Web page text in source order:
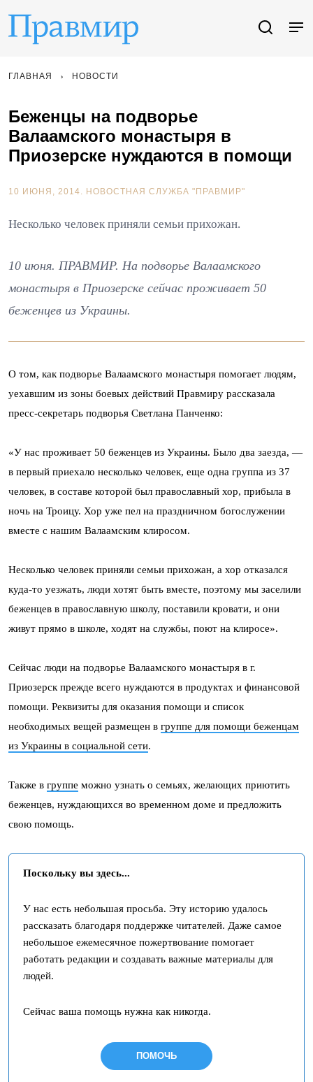
ГЛАВНАЯ НОВОСТИ
Беженцы на подворье
Валаамского монастыря в
Приозерске нуждаются в помощи
10 ИЮНЯ, 2014. НОВОСТНАЯ СЛУЖБА "ПРАВМИР"
Несколько человек приняли семьи прихожан.
10 июня. ПРАВМИР. На подворье Валаамского
монастыря в Приозерске сейчас проживает 50
беженцев из Украины.
О том, как подворье Валаамского монастыря помогает людям,
уехавшим из зоны боевых действий Правмиру рассказала
пресс-секретарь подворья Светлана Панченко:
«У нас проживает 50 беженцев из Украины. Было два заезда, —
в первый приехало несколько человек, еще одна группа из 37
человек, в составе которой был православный хор, прибыла в
ночь на Троицу. Хор уже пел на праздничном богослужении
вместе с нашим Валаамским клиросом.
Несколько человек приняли семьи прихожан, а хор отказался
куда-то уезжать, люди хотят быть вместе, поэтому мы заселили
беженцев в православную школу, поставили кровати, и они
живут прямо в школе, ходят на службы, поют на клиросе».
Сейчас люди на подворье Валаамского монастыря в г.
Приозерск прежде всего нуждаются в продуктах и финансовой
помощи. Реквизиты для оказания помощи и список
необходимых вещей размещен в группе для помощи беженцам
из Украины в социальной сети.
Также в группе можно узнать о семьях, желающих приютить
беженцев, нуждающихся во временном доме и предложить
свою помощь.
Поскольку вы здесь...
У нас есть небольшая просьба. Эту историю удалось
рассказать благодаря поддержке читателей. Даже самое
небольшое ежемесячное пожертвование помогает
работать редакции и создавать важные материалы для
людей.
Сейчас ваша помощь нужна как никогда.
ПОМОЧЬ